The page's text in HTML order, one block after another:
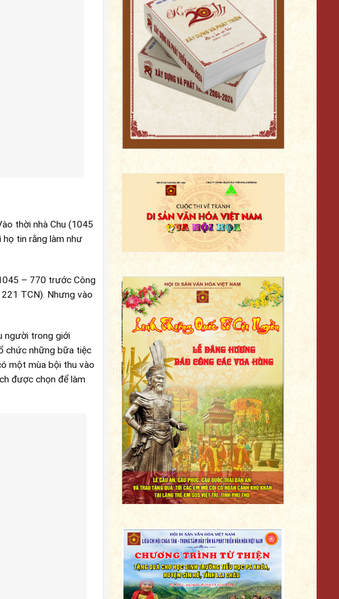
thời nhà Chu (1045
tin rằng làm như
– 770 trước Công
TCN). Nhưng vào
người trong giới
chức những bữa tiệc
một mùa bội thu vào
được chọn để làm